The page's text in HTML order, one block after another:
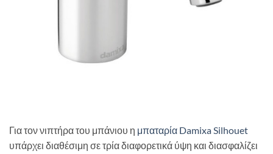
Για τον νιπτήρα του μπάνιου η μπαταρία Damixa Silhouet
υπάρχει διαθέσιμη σε τρία διαφορετικά ύψη και διασφαλίζει